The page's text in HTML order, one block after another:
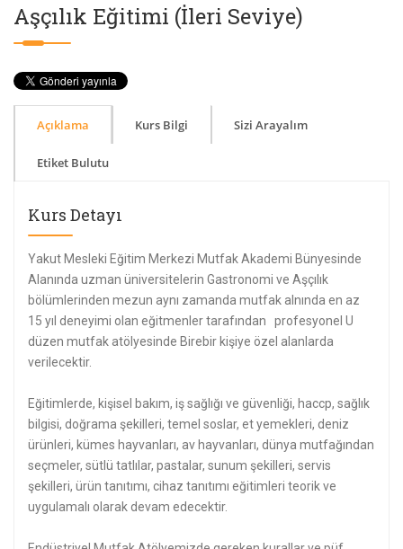
Aşçılık Eğitimi (İleri Seviye)
Açıklama Kurs Bilgi Sizi Arayalım
Etiket Bulutu
Kurs Detayı
Yakut Mesleki Eğitim Merkezi Mutfak Akademi Bünyesinde
Alanında uzman üniversitelerin Gastronomi ve Aşçılık
bölümlerinden mezun aynı zamanda mutfak alnında en az
15 yıl deneyimi olan eğitmenler tarafından profesyonel U
düzen mutfak atölyesinde Birebir kişiye özel alanlarda
verilecektir.
Eğitimlerde, kişisel bakım, iş sağlığı ve güvenliği, haccp, sağlık
bilgisi, doğrama şekilleri, temel soslar, et yemekleri, deniz
ürünleri, kümes hayvanları, av hayvanları, dünya mutfağından
seçmeler, sütlü tatlılar, pastalar, sunum şekilleri, servis
şekilleri, ürün tanıtımı, cihaz tanıtımı eğitimleri teorik ve
uygulamalı olarak devam edecektir.